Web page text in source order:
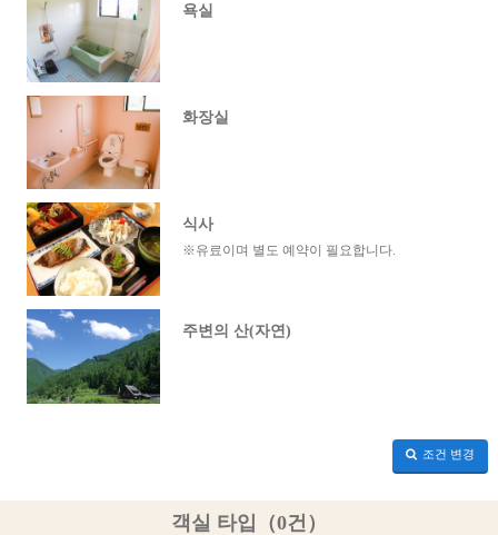
욕실
화장실
식사
※유료이며 별도 예약이 필요합니다.
주변의 산(자연)
조건 변경
객실 타입（0건）